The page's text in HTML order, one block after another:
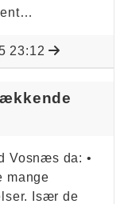
23:12
Vosnæs da: •
mange
Især de